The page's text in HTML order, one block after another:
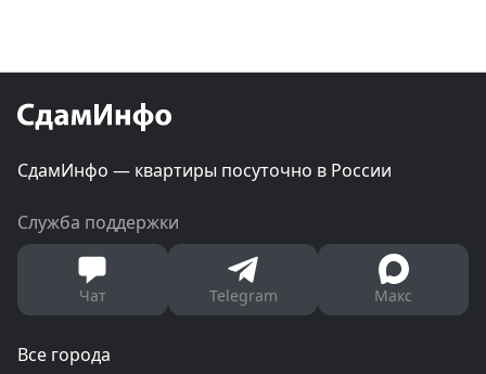
СдамИнфо — квартиры посуточно в России
Служба поддержки
Чат Telegram Макс
Все города